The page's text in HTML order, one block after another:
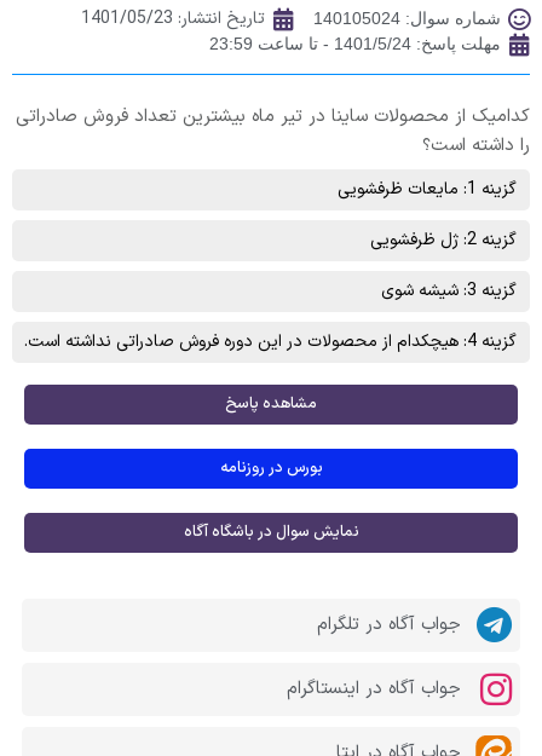
شماره سوال: 140105024 تاریخ انتشار: 1401/05/23
مهلت پاسخ: 1401/5/24 - تا ساعت 23:59
کدامیک از محصولات ساینا در تیر ماه بیشترین تعداد فروش صادراتی
را داشته است؟
گزینه 1: مايعات ظرفشويی
گزینه 2: ژل ظرفشويی
گزینه 3: شيشه شوی
گزینه 4: هیچکدام از محصولات در این دوره فروش صادراتی نداشته است.
مشاهده پاسخ
بورس در روزنامه
نمایش سوال در باشگاه آگاه
جواب آگاه در تلگرام
جواب آگاه در اینستاگرام